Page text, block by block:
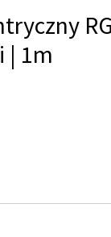
| 1m